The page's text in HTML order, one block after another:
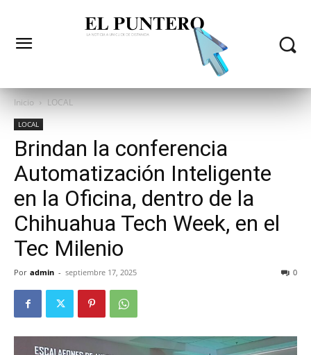
Inicio LOCAL
LOCAL
Brindan la conferencia
Automatización Inteligente
en la Oficina, dentro de la
Chihuahua Tech Week, en el
Tec Milenio
Por admin - septiembre 17, 2025 0